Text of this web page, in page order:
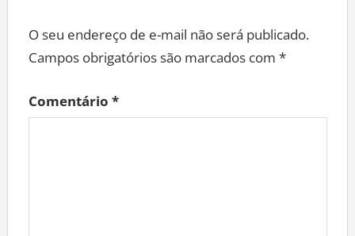
O seu endereço de e-mail não será publicado.
Campos obrigatórios são marcados com *
Comentário *